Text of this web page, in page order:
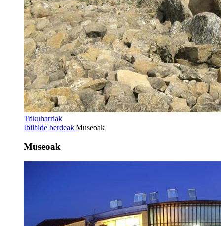
Trikuharriak
Ibilbide berdeak Museoak
Museoak